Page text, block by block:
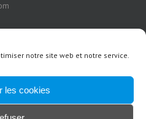
notre site web et notre service.
les cookies